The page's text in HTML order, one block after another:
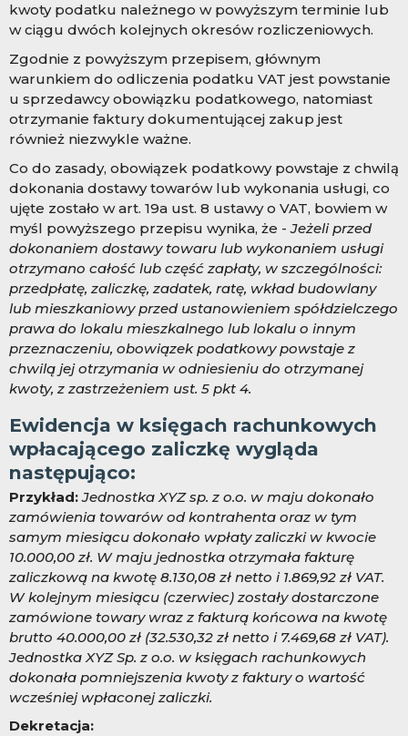
kwoty podatku należnego w powyższym terminie lub
w ciągu dwóch kolejnych okresów rozliczeniowych.
Zgodnie z powyższym przepisem, głównym
warunkiem do odliczenia podatku VAT jest powstanie
u sprzedawcy obowiązku podatkowego, natomiast
otrzymanie faktury dokumentującej zakup jest
również niezwykle ważne.
Co do zasady, obowiązek podatkowy powstaje z chwilą
dokonania dostawy towarów lub wykonania usługi, co
ujęte zostało w art. 19a ust. 8 ustawy o VAT, bowiem w
myśl powyższego przepisu wynika, że -Jeżeli przed
dokonaniem dostawy towaru lub wykonaniem usługi
otrzymano całość lub część zapłaty, w szczególności:
przedpłatę, zaliczkę, zadatek, ratę, wkład budowlany
lub mieszkaniowy przed ustanowieniem spółdzielczego
prawa do lokalu mieszkalnego lub lokalu o innym
przeznaczeniu, obowiązek podatkowy powstaje z
chwilą jej otrzymania w odniesieniu do otrzymanej
kwoty, z zastrzeżeniem ust. 5 pkt 4.
Ewidencja w księgach rachunkowych
wpłacającego zaliczkę wygląda
następująco:
Przykład:Jednostka XYZ sp. z o.o. w maju dokonało
zamówienia towarów od kontrahenta oraz w tym
samym miesiącu dokonało wpłaty zaliczki w kwocie
10.000,00 zł. W maju jednostka otrzymała fakturę
zaliczkową na kwotę 8.130,08 zł netto i 1.869,92 zł VAT.
W kolejnym miesiącu (czerwiec) zostały dostarczone
zamówione towary wraz z fakturą końcowa na kwotę
brutto 40.000,00 zł (32.530,32 zł netto i 7.469,68 zł VAT).
Jednostka XYZ Sp. z o.o. w księgach rachunkowych
dokonała pomniejszenia kwoty z faktury o wartość
wcześniej wpłaconej zaliczki.
Dekretacja: